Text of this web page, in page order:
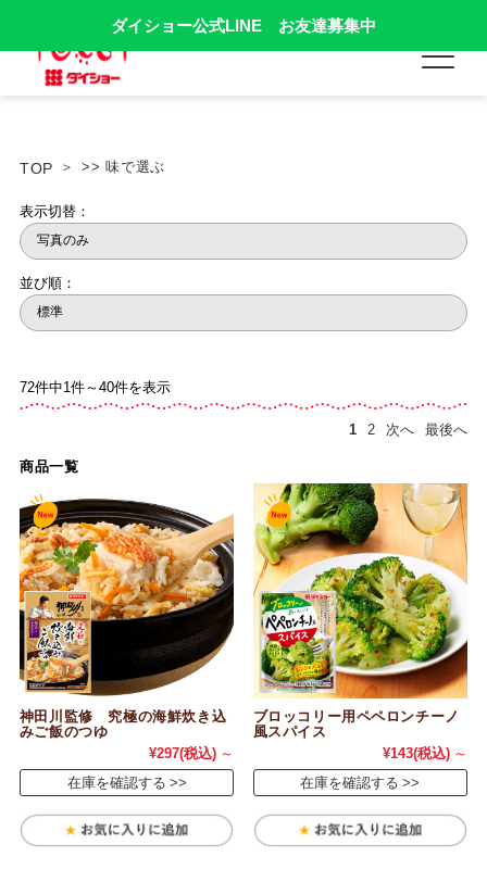
ダイショー公式LINE お友達募集中
TOP >> 味で選ぶ
表示切替：
並び順：
72件中1件～40件を表示
1 2 次へ 最後へ
商品一覧
神田川監修 究極の海鮮炊き込
みご飯のつゆ
¥297(税込) ～
在庫を確認する
ブロッコリー用ペペロンチーノ
風スパイス
¥143(税込) ～
在庫を確認する